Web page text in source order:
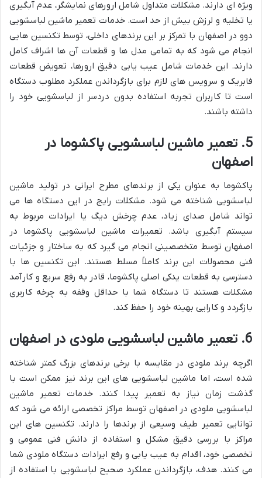
ویژه ای دارند. مشکلات متداول شامل ارورهای نمایشگر، عدم آبگیری
یا تخلیه و لرزش بیش از حد است. خدمات تعمیر ماشین لباسشویی
دوو در اصفهان با تمرکز بر این برندهای داخلی، توسط تکنسین هایی
انجام می شود که به تمامی مدل ها و قطعات آن ها اشراف کامل
دارند. این خدمات شامل عیب یابی دقیق ارورها، تعویض قطعات
فابریک و سرویس های لازم برای بازگرداندن عملکرد مطلوب دستگاه
است تا کاربران تجربه استفاده بدون دردسر از لباسشویی خود را
داشته باشند.
5. تعمیر ماشین لباسشویی پاکشوما در
اصفهان
پاکشوما به عنوان یکی از برندهای مطرح ایرانی در تولید ماشین
لباسشویی شناخته می شود. مشکلات رایج در این دستگاه ها می
تواند شامل صدای زیاد، عدم چرخش دیگ یا ایرادات مربوط به
سیستم آبگیری باشد. تعمیرات ماشین لباسشویی پاکشوما در
اصفهان توسط متخصصینی انجام می گیرد که به ساختار و جزئیات
فنی محصولات این برند کاملاً مسلط هستند. این تکنسین ها با
دسترسی به قطعات یدکی اصلی پاکشوما، قادر به رفع سریع و کارآمد
مشکلات هستند تا دستگاه شما با حداقل وقفه به چرخه کاربری
بازگردد و کارایی بهینه خود را حفظ کند.
6. تعمیر ماشین لباسشویی ملودی در اصفهان
اگرچه برند ملودی در مقایسه با برخی برندهای بزرگ کمتر شناخته
شده است، اما ماشین لباسشویی های این برند نیز ممکن است با
گذشت زمان نیاز به تعمیر پیدا کنند. خدمات تعمیر ماشین
لباسشویی ملودی در اصفهان توسط مراکز تخصصی ارائه می شود که
توانایی تعمیر طیف وسیعی از برندها را دارند. تکنسین های این
مراکز با بررسی دقیق مشکل و استفاده از دانش فنی عمومی و
تخصصی خود، اقدام به عیب یابی و رفع ایرادات دستگاه ملودی شما
می کنند. هدف، بازگرداندن عملکرد صحیح لباسشویی با استفاده از